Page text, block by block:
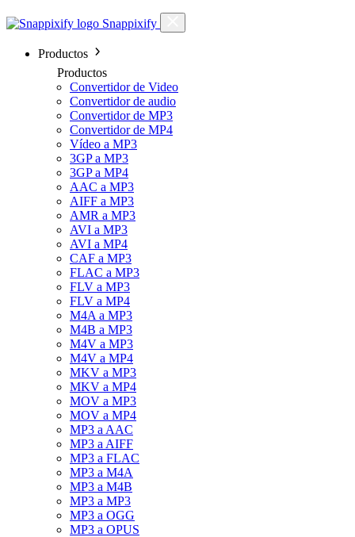
Snappixify
Productos
Productos
Convertidor de Video
Convertidor de audio
Convertidor de MP3
Convertidor de MP4
Vídeo a MP3
3GP a MP3
3GP a MP4
AAC a MP3
AIFF a MP3
AMR a MP3
AVI a MP3
AVI a MP4
CAF a MP3
FLAC a MP3
FLV a MP3
FLV a MP4
M4A a MP3
M4B a MP3
M4V a MP3
M4V a MP4
MKV a MP3
MKV a MP4
MOV a MP3
MOV a MP4
MP3 a AAC
MP3 a AIFF
MP3 a FLAC
MP3 a M4A
MP3 a M4B
MP3 a MP3
MP3 a OGG
MP3 a OPUS